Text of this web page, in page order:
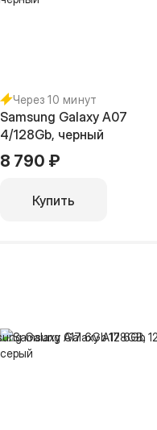
Через 10 минут
Samsung Galaxy A07
4/128Gb, черный
8 790 ₽
Купить